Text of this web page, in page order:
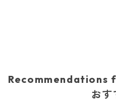
Recommendations
おす